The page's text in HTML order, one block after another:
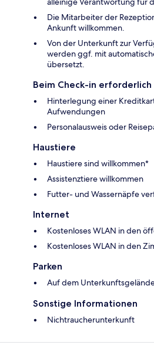
Die Mitarbeiter der
Ankunft willkommen.
Von der Unterkunft zur
werden ggf. mit
übersetzt.
Beim Check-in erforderlich
Hinterlegung einer
Aufwendungen
Personalausweis oder
Haustiere
Haustiere sind willkommen*
Assistenztiere willkommen
Futter- und Wassernäpfe
Internet
Kostenloses WLAN in den
Kostenloses WLAN in den
Parken
Auf dem
Sonstige Informationen
Nichtraucherunterkunft